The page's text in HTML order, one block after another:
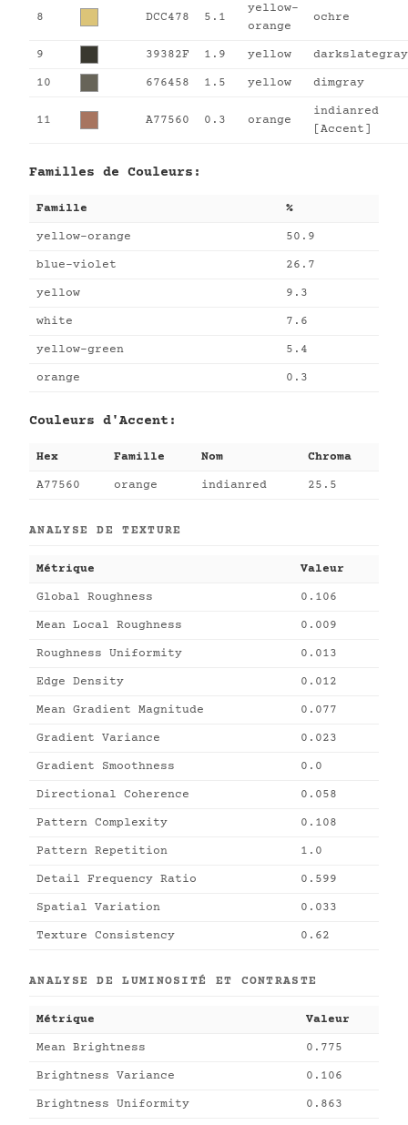
8 DCC478 5.1
yellow-
orange
ochre
9 39382F 1.9 yellow darkslategray
10 676458 1.5 yellow dimgray
11 A77560 0.3 orange
indianred
[Accent]
Familles de Couleurs:
Famille %
yellow-orange 50.9
blue-violet 26.7
yellow 9.3
white 7.6
yellow-green 5.4
orange 0.3
Couleurs d'Accent:
Hex Famille Nom Chroma
A77560 orange indianred 25.5
ANALYSE DE TEXTURE
Métrique Valeur
Global Roughness 0.106
Mean Local Roughness 0.009
Roughness Uniformity 0.013
Edge Density 0.012
Mean Gradient Magnitude 0.077
Gradient Variance 0.023
Gradient Smoothness 0.0
Directional Coherence 0.058
Pattern Complexity 0.108
Pattern Repetition 1.0
Detail Frequency Ratio 0.599
Spatial Variation 0.033
Texture Consistency 0.62
ANALYSE DE LUMINOSITÉ ET CONTRASTE
Métrique Valeur
Mean Brightness 0.775
Brightness Variance 0.106
Brightness Uniformity 0.863